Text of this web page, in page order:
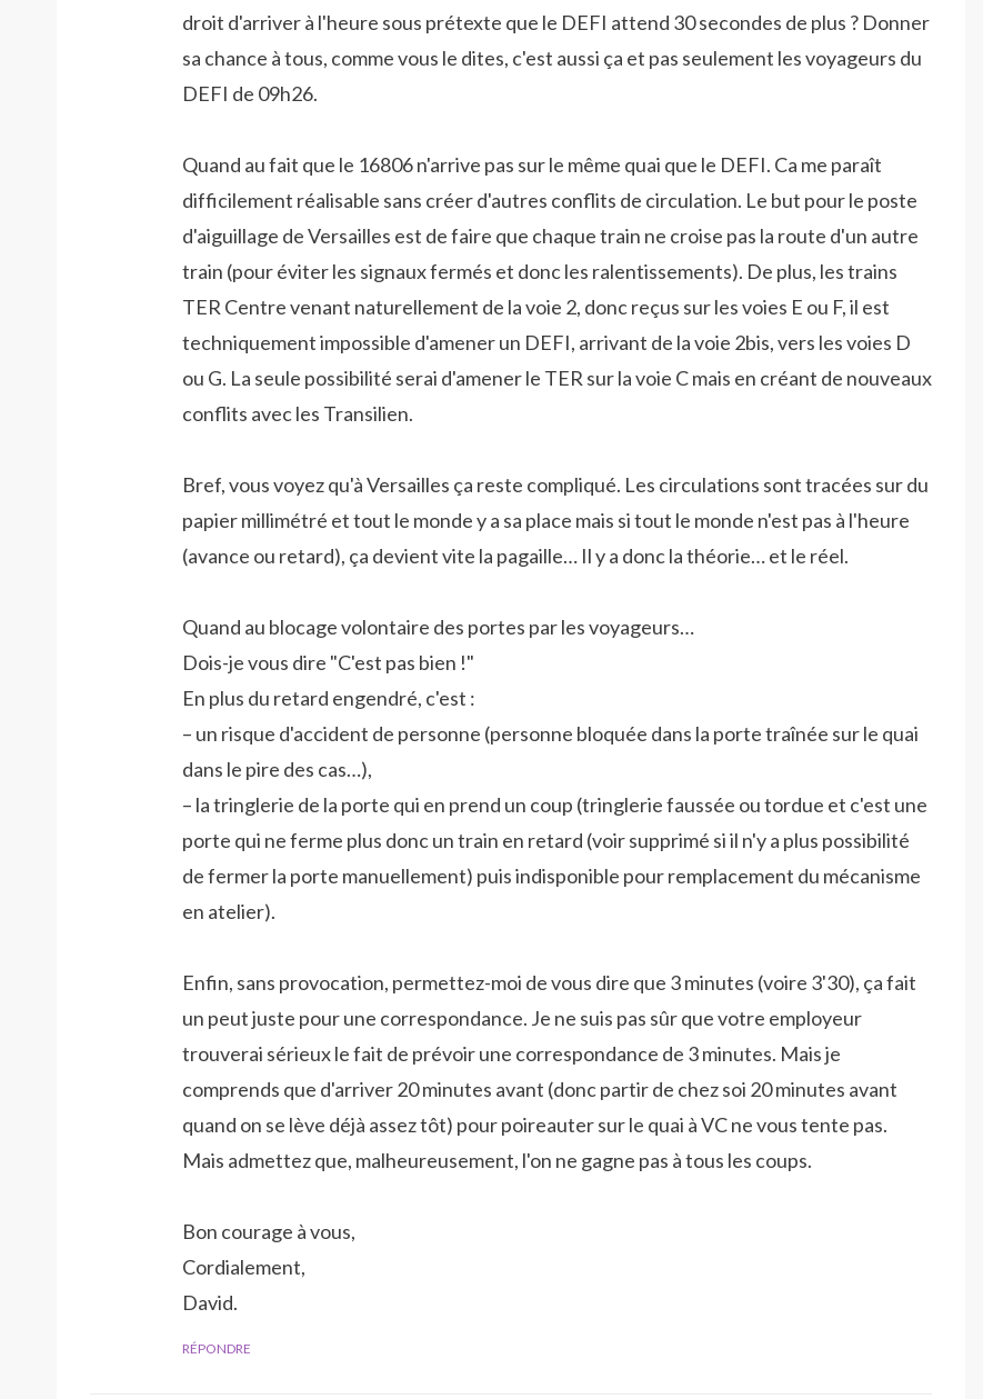
droit d'arriver à l'heure sous prétexte que le DEFI attend 30 secondes de plus ? Donner
sa chance à tous, comme vous le dites, c'est aussi ça et pas seulement les voyageurs du
DEFI de 09h26.
Quand au fait que le 16806 n'arrive pas sur le même quai que le DEFI. Ca me paraît
difficilement réalisable sans créer d'autres conflits de circulation. Le but pour le poste
d'aiguillage de Versailles est de faire que chaque train ne croise pas la route d'un autre
train (pour éviter les signaux fermés et donc les ralentissements). De plus, les trains
TER Centre venant naturellement de la voie 2, donc reçus sur les voies E ou F, il est
techniquement impossible d'amener un DEFI, arrivant de la voie 2bis, vers les voies D
ou G. La seule possibilité serai d'amener le TER sur la voie C mais en créant de nouveaux
conflits avec les Transilien.
Bref, vous voyez qu'à Versailles ça reste compliqué. Les circulations sont tracées sur du
papier millimétré et tout le monde y a sa place mais si tout le monde n'est pas à l'heure
(avance ou retard), ça devient vite la pagaille… Il y a donc la théorie… et le réel.
Quand au blocage volontaire des portes par les voyageurs…
Dois-je vous dire "C'est pas bien !"
En plus du retard engendré, c'est :
– un risque d'accident de personne (personne bloquée dans la porte traînée sur le quai
dans le pire des cas…),
– la tringlerie de la porte qui en prend un coup (tringlerie faussée ou tordue et c'est une
porte qui ne ferme plus donc un train en retard (voir supprimé si il n'y a plus possibilité
de fermer la porte manuellement) puis indisponible pour remplacement du mécanisme
en atelier).
Enfin, sans provocation, permettez-moi de vous dire que 3 minutes (voire 3'30), ça fait
un peut juste pour une correspondance. Je ne suis pas sûr que votre employeur
trouverai sérieux le fait de prévoir une correspondance de 3 minutes. Mais je
comprends que d'arriver 20 minutes avant (donc partir de chez soi 20 minutes avant
quand on se lève déjà assez tôt) pour poireauter sur le quai à VC ne vous tente pas.
Mais admettez que, malheureusement, l'on ne gagne pas à tous les coups.
Bon courage à vous,
Cordialement,
David.
RÉPONDRE